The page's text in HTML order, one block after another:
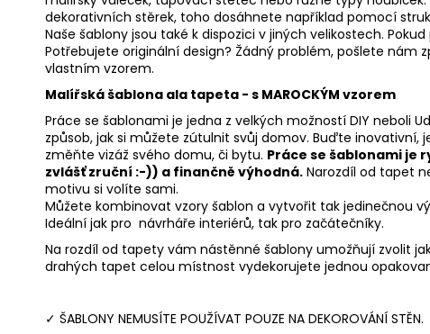
dekorativních stěrek, toho dosáhnete například pomocí
Naše šablony jsou také k dispozici v jiných velikostech.
Potřebujete originální design? Žádný problém, pošlete nám
vlastním vzorem.
Malířská šablona ala tapeta - s MAROCKÝM vzorem
Práce se šablonami je jedna z velkých možností DIY neboli
způsob, jak si můžete zútulnit svůj domov. Buďte inovativní,
změňte vizáž svého domu, či bytu. Práce se šablonami je
zvlášť zruční :-)) a finančně výhodná. Narozdíl od tapet
motivu si volíte sami.
Můžete kombinovat vzory šablon a vytvořit tak jedinečnou
Ideální jak pro návrháře interiérů, tak pro začátečníky.
Na rozdíl od tapety vám nástěnné šablony umožňují zvolit
drahých tapet celou místnost vydekorujete jednou
✓ ŠABLONY NEMUSÍTE POUŽÍVAT POUZE NA DEKOROVÁNÍ STĚN.